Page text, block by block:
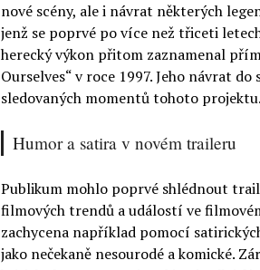
nové scény, ale i návrat některých
jenž se poprvé po více než třiceti
herecký výkon přitom zaznamenal
Ourselves“ v roce 1997. Jeho návrat
sledovaných momentů tohoto projektu.
Humor a satira v novém traileru
Publikum mohlo poprvé shlédnout
filmových trendů a událostí ve
zachycena například pomocí
jako nečekaně nesourodé a komické.